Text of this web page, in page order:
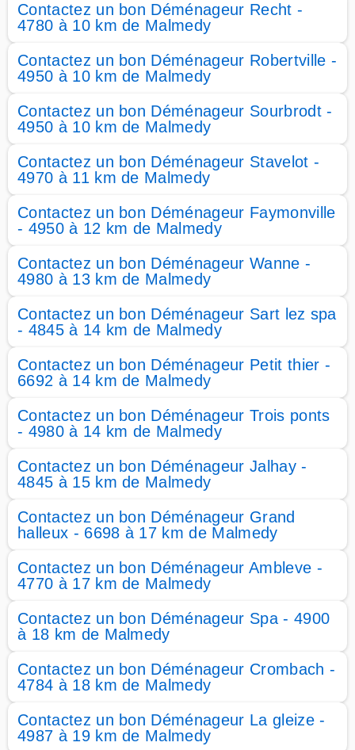
Contactez un bon Déménageur Recht -
4780 à 10 km de Malmedy
Contactez un bon Déménageur Robertville -
4950 à 10 km de Malmedy
Contactez un bon Déménageur Sourbrodt -
4950 à 10 km de Malmedy
Contactez un bon Déménageur Stavelot -
4970 à 11 km de Malmedy
Contactez un bon Déménageur Faymonville
- 4950 à 12 km de Malmedy
Contactez un bon Déménageur Wanne -
4980 à 13 km de Malmedy
Contactez un bon Déménageur Sart lez spa
- 4845 à 14 km de Malmedy
Contactez un bon Déménageur Petit thier -
6692 à 14 km de Malmedy
Contactez un bon Déménageur Trois ponts
- 4980 à 14 km de Malmedy
Contactez un bon Déménageur Jalhay -
4845 à 15 km de Malmedy
Contactez un bon Déménageur Grand
halleux - 6698 à 17 km de Malmedy
Contactez un bon Déménageur Ambleve -
4770 à 17 km de Malmedy
Contactez un bon Déménageur Spa - 4900
à 18 km de Malmedy
Contactez un bon Déménageur Crombach -
4784 à 18 km de Malmedy
Contactez un bon Déménageur La gleize -
4987 à 19 km de Malmedy